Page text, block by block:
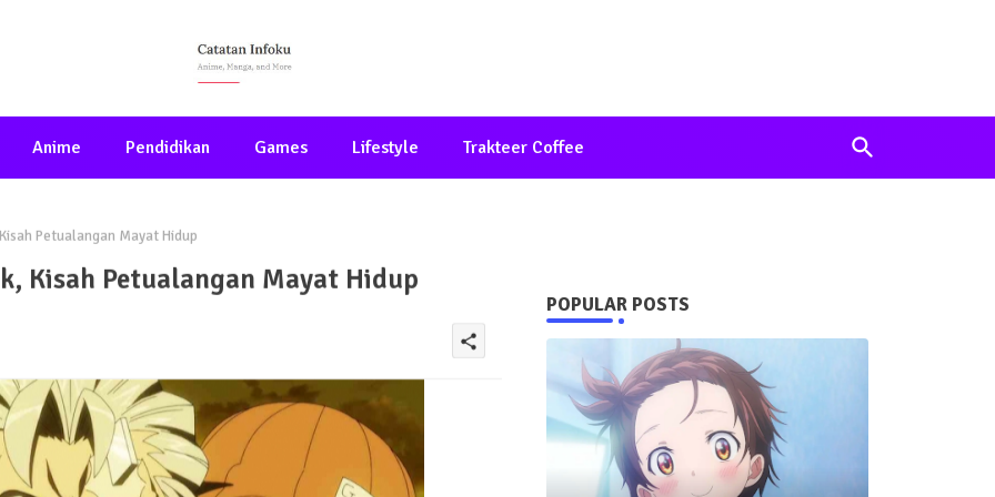
Anime Pendidikan Games Lifestyle Trakteer Coffee
Petualangan Mayat Hidup
Kisah Petualangan Mayat Hidup
share
POPULAR POSTS